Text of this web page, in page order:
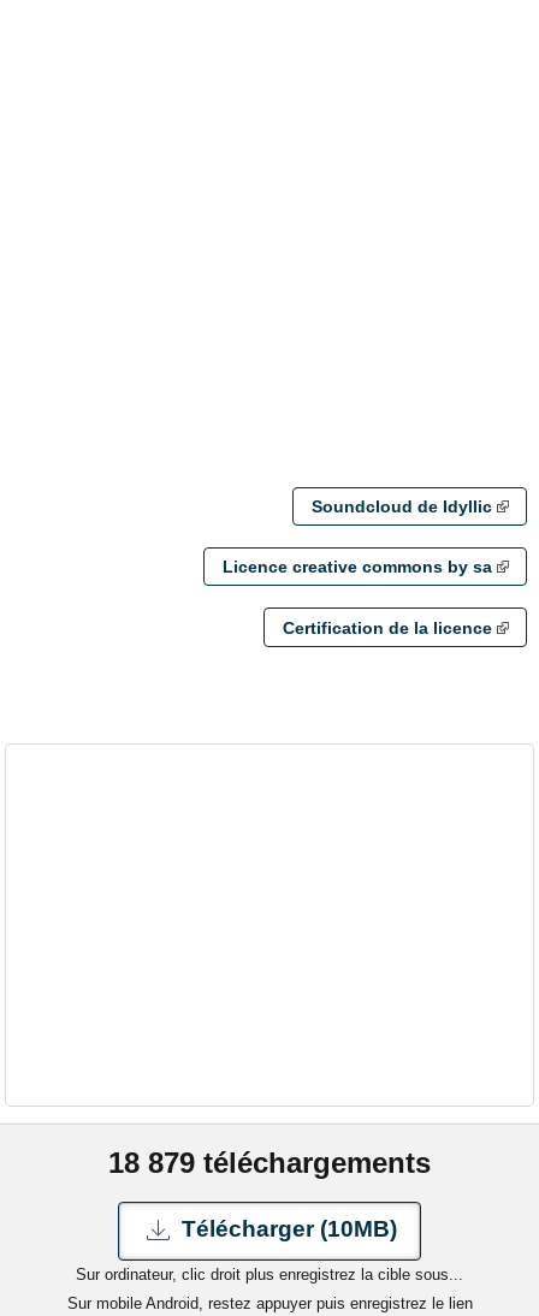
Soundcloud de Idyllic
Licence creative commons by sa
Certification de la licence
18 879 téléchargements
Télécharger (10MB)
Sur ordinateur, clic droit plus enregistrez la cible sous...
Sur mobile Android, restez appuyer puis enregistrez le lien